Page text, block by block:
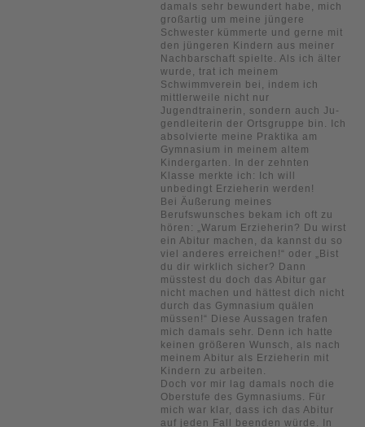
damals sehr bewundert habe, mich
großartig um meine jüngere
Schwester kümmerte und gerne mit
den jüngeren Kindern aus meiner
Nachbarschaft spielte. Als ich älter
wurde, trat ich meinem
Schwimmverein bei, indem ich
mittlerweile nicht nur
Jugendtrainerin, sondern auch Ju-
gendleiterin der Ortsgruppe bin. Ich
absolvierte meine Praktika am
Gymnasium in meinem altem
Kindergarten. In der zehnten
Klasse merkte ich: Ich will
unbedingt Erzieherin werden!
Bei Äußerung meines
Berufswunsches bekam ich oft zu
hören: „Warum Erzieherin? Du wirst
ein Abitur machen, da kannst du so
viel anderes erreichen!“ oder „Bist
du dir wirklich sicher? Dann
müsstest du doch das Abitur gar
nicht machen und hättest dich nicht
durch das Gymnasium quälen
müssen!“ Diese Aussagen trafen
mich damals sehr. Denn ich hatte
keinen größeren Wunsch, als nach
meinem Abitur als Erzieherin mit
Kindern zu arbeiten.
Doch vor mir lag damals noch die
Oberstufe des Gymnasiums. Für
mich war klar, dass ich das Abitur
auf jeden Fall beenden würde. In